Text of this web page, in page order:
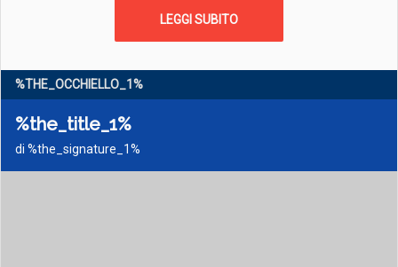
LEGGI SUBITO
%THE_OCCHIELLO_1%
%the_title_1%
di %the_signature_1%